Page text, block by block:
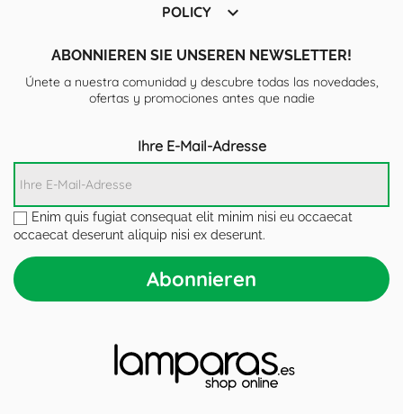
POLICY 
ABONNIEREN SIE UNSEREN NEWSLETTER!
Únete a nuestra comunidad y descubre todas las novedades,
ofertas y promociones antes que nadie
Ihre E-Mail-Adresse
Enim quis fugiat consequat elit minim nisi eu occaecat
occaecat deserunt aliquip nisi ex deserunt.